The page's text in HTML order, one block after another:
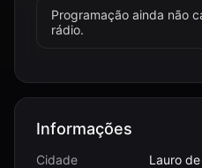
Programação ainda não
rádio.
Informações
Cidade
Lauro